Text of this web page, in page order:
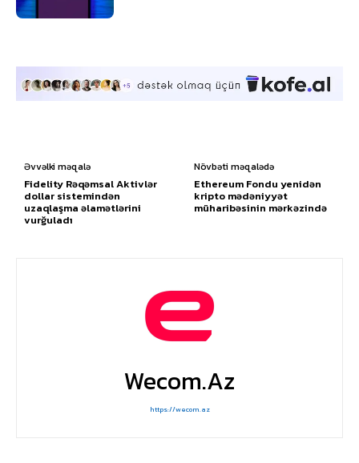
Əvvəlki məqalə
Fidelity Rəqəmsal Aktivlər
dollar sistemindən
uzaqlaşma əlamətlərini
vurğuladı
Növbəti məqalədə
Ethereum Fondu yenidən
kripto mədəniyyət
müharibəsinin mərkəzində
Wecom.az
https://wecom.az